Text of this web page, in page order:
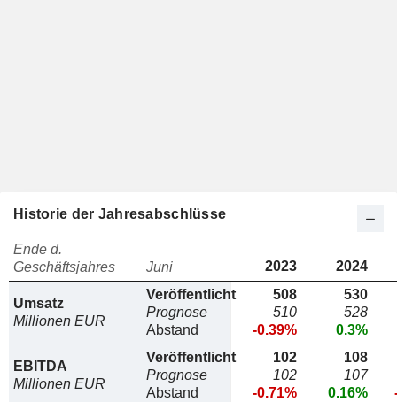
Historie der Jahresabschlüsse
Ende d.
Geschäftsjahres
Juni 2023 2024
Umsatz
Millionen EUR
Veröffentlicht
Prognose
Abstand
508
510
-0.39%
530
528
0.3%
EBITDA
Millionen EUR
Veröffentlicht
Prognose
Abstand
102
102
-0.71%
108
107
0.16%